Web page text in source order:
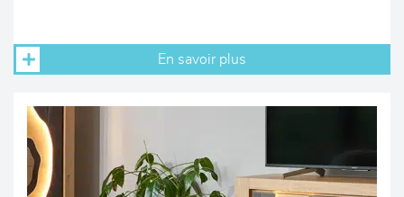
En savoir plus